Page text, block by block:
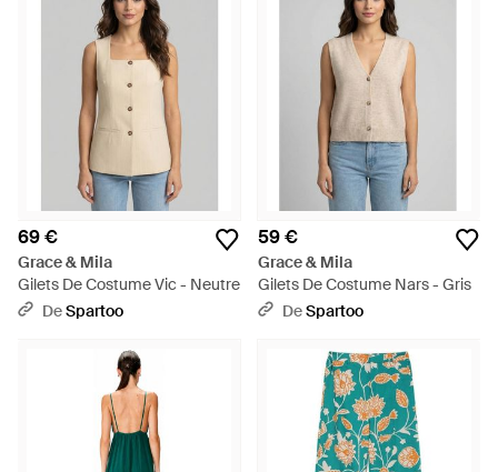
69 €
Grace & Mila
Gilets De Costume Vic - Neutre
DeSpartoo
59 €
Grace & Mila
Gilets De Costume Nars - Gris
DeSpartoo